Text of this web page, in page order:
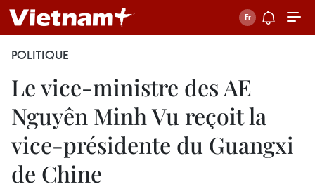
POLITIQUE
Le vice-ministre des AE
Nguyên Minh Vu reçoit la
vice-présidente du Guangxi
de Chine